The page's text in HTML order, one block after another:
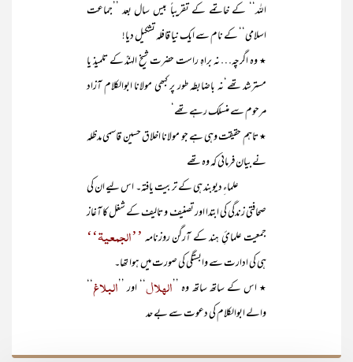
اللہ‘‘ کے خاتمے کے تقریباً بیس سال بعد ’’جماعت
اسلامی‘‘ کے نام سے ایک نیا قافلہ تشکیل دیا!
٭ وہ اگرچہ… نہ براہِ راست حضرت شیخ الہندؒ کے تلمیذ یا
مسترشد تھے‘نہ باضابطہ طور پر کبھی مولانا ابوالکلام آزاد
مرحوم سے منسلک رہے تھے‘
٭ تاہم حقیقت وہی ہے جو مولانا اخلاق حسین قاسمی مدظلہ
نے بیان فرمائی کہ وہ تھے
علماءِ دیوبند ہی کے تربیت یافتہ۔ اس لیے ان کی
صحافتی زندگی کی ابتدا اور تصنیف و تالیف کے شغل کا آغاز
جمعیت علمائِ ہند کے آرگن روزنامہ’’الجمعیۃ‘‘
ہی کی ادارت سے وابستگی کی صورت میں ہوا تھا۔
٭ اس کے ساتھ ساتھ وہ ’’ الہلال‘‘ اور ’’ البلاغ
والے ابوالکلام کی دعوت سے بے حد